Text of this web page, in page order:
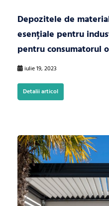
Depozitele de
esențiale pentru
pentru consumatorul
iulie 19, 2023
Detalii articol